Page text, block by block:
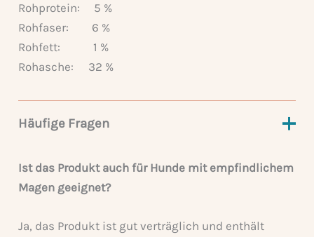
Rohprotein:
5 %
Rohfaser:
6 %
Rohfett:
1 %
Rohasche:
32 %
Häufige Fragen
Ist das Produkt auch für Hunde mit empfindlichem
Magen geeignet?
Ja, das Produkt ist gut verträglich und enthält